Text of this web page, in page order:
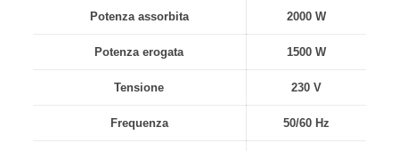
Potenza assorbita 2000 W
Potenza erogata 1500 W
Tensione 230 V
Frequenza 50/60 Hz